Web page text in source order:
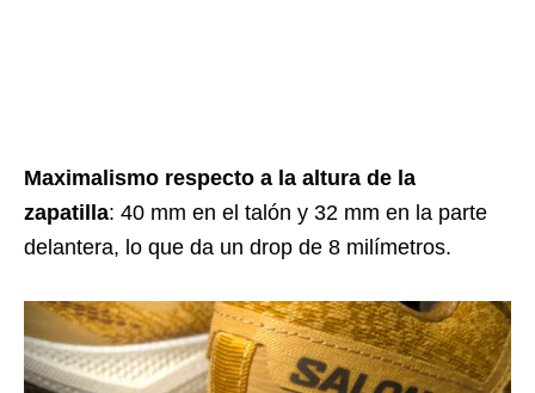
Maximalismo respecto a la altura de la
zapatilla: 40 mm en el talón y 32 mm en la parte
delantera, lo que da un drop de 8 milímetros.